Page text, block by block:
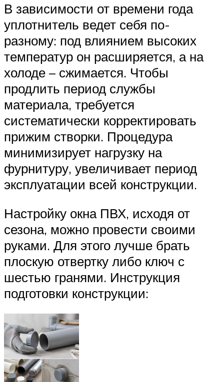
В зависимости от времени года
уплотнитель ведет себя по-
разному: под влиянием высоких
температур он расширяется, а на
холоде – сжимается. Чтобы
продлить период службы
материала, требуется
систематически корректировать
прижим створки. Процедура
минимизирует нагрузку на
фурнитуру, увеличивает период
эксплуатации всей конструкции.
Настройку окна ПВХ, исходя от
сезона, можно провести своими
руками. Для этого лучше брать
плоскую отвертку либо ключ с
шестью гранями. Инструкция
подготовки конструкции: